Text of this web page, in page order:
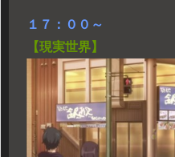
１７：００～
【現実世界】